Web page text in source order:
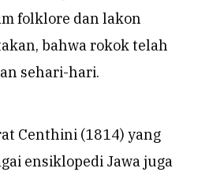
folklore dan lakon
bahwa rokok telah
sehari-hari.
Centhini (1814) yang
ensiklopedi Jawa juga